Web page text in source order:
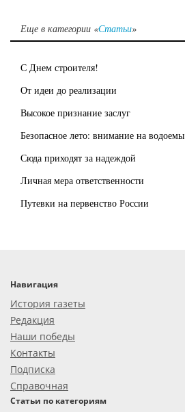
Еще в категории «Статьи»
С Днем строителя!
От идеи до реализации
Высокое признание заслуг
Безопасное лето: внимание на водоемы
Сюда приходят за надеждой
Личная мера ответственности
Путевки на первенство России
Навигация
История газеты
Редакция
Наши победы
Контакты
Подписка
Справочная
Статьи по категориям